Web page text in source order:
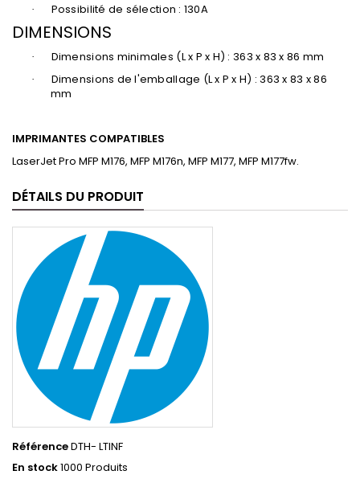
· Possibilité de sélection : 130A
DIMENSIONS
· Dimensions minimales (L x P x H) : 363 x 83 x 86 mm
·
Dimensions de l'emballage (L x P x H) : 363 x 83 x 86
mm
IMPRIMANTES COMPATIBLES
LaserJet Pro MFP M176, MFP M176n, MFP M177, MFP M177fw.
DÉTAILS DU PRODUIT
RéférenceDTH- LTINF
En stock1000 Produits